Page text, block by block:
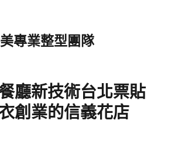
專業整型團隊
廳新技術台北票貼
創業的信義花店